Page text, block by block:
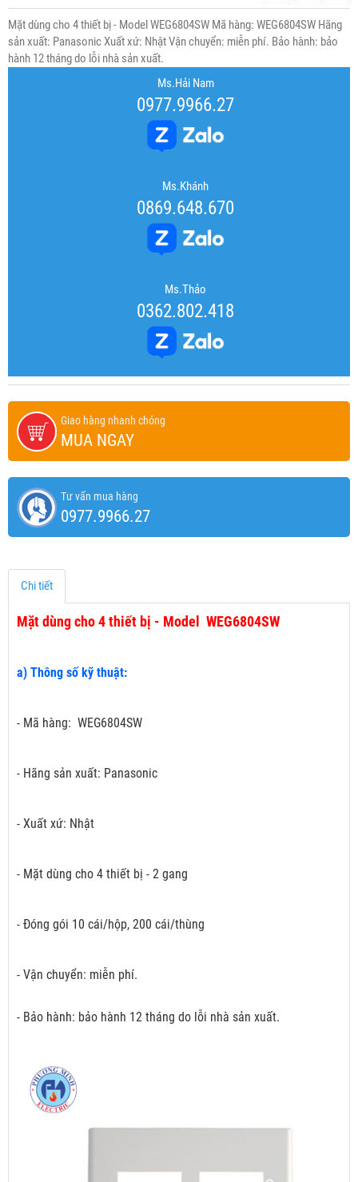
Mặt dùng cho 4 thiết bị - Model WEG6804SW Mã hàng: WEG6804SW Hãng
sản xuất: Panasonic Xuất xứ: Nhật Vận chuyển: miễn phí. Bảo hành: bảo
hành 12 tháng do lỗi nhà sản xuất.
Ms.Hải Nam
0977.9966.27
Ms.Khánh
0869.648.670
Ms.Thảo
0362.802.418
Giao hàng nhanh chóng
MUA NGAY
Tư vấn mua hàng
0977.9966.27
Chi tiết
Mặt dùng cho 4 thiết bị - Model WEG6804SW
a) Thông số kỹ thuật:
- Mã hàng: WEG6804SW
- Hãng sản xuất: Panasonic
- Xuất xứ: Nhật
- Mặt dùng cho 4 thiết bị - 2 gang
- Đóng gói 10 cái/hộp, 200 cái/thùng
- Vận chuyển: miễn phí.
- Bảo hành: bảo hành 12 tháng do lỗi nhà sản xuất.